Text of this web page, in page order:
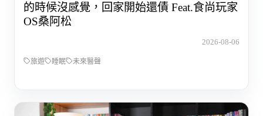
的時候沒感覺，回家開始還債 Feat.食尚玩家
OS桑阿松
2026-08-06
旅遊 睡眠 未來醫聲